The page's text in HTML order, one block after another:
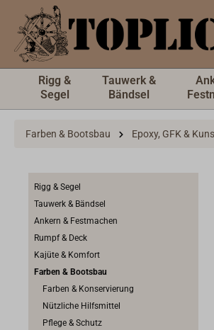
springen
Rigg &
Segel
Tauwerk &
Bändsel
Farben & Bootsbau Epoxy, GFK &
Rigg & Segel
Tauwerk & Bändsel
Ankern & Festmachen
Rumpf & Deck
Kajüte & Komfort
Farben & Bootsbau
Farben & Konservierung
Nützliche Hilfsmittel
Pflege & Schutz